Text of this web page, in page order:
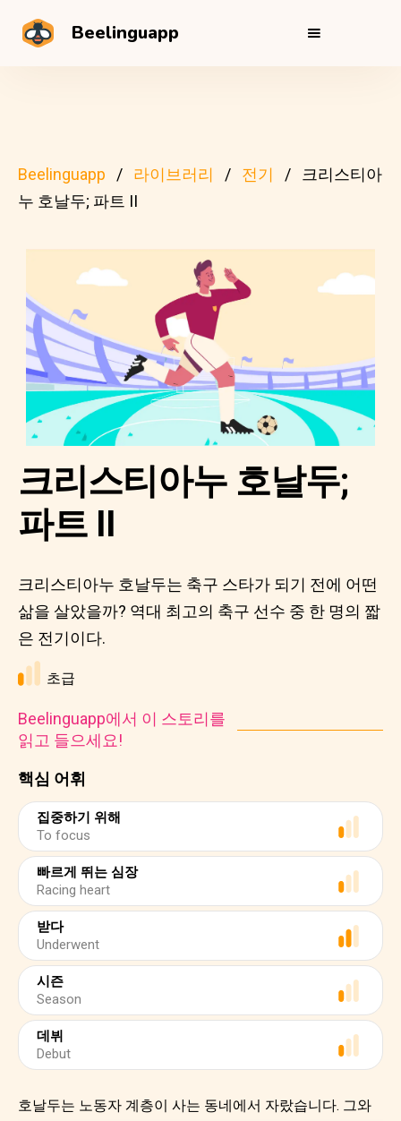
Beelinguapp
Beelinguapp 라이브러리 전기
크리스티아
누 호날두; 파트 II
핵심 어휘
집중하기 위해
To focus
빠르게 뛰는 심장
Racing heart
받다
Underwent
시즌
Season
데뷔
Debut
크리스티아누 호날두;
파트 II
크리스티아누 호날두는 축구 스타가 되기 전에 어떤
삶을 살았을까? 역대 최고의 축구 선수 중 한 명의 짧
은 전기이다.
초급
Beelinguapp에서 이 스토리를
읽고 들으세요!
호날두는 노동자 계층이 사는 동네에서 자랐습니다. 그와